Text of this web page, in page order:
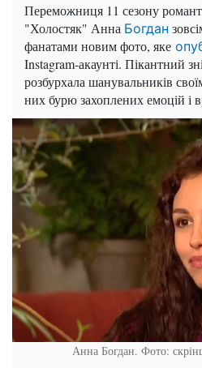
Переможниця 11 сезону
"Холостяк" Анна Богдан
фанатами новим фото, яке
Instagram-акаунті. Пікантний
розбурхала шанувальників
них бурю захоплених емоцій і
Анна Богдан. Фото: